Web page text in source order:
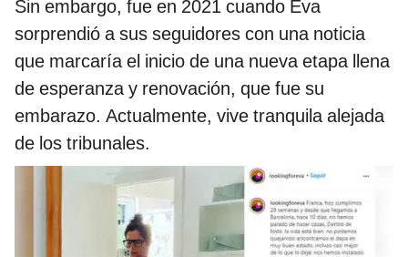
Sin embargo, fue en 2021 cuando Eva
sorprendió a sus seguidores con una noticia
que marcaría el inicio de una nueva etapa llena
de esperanza y renovación, que fue su
embarazo. Actualmente, vive tranquila alejada
de los tribunales.